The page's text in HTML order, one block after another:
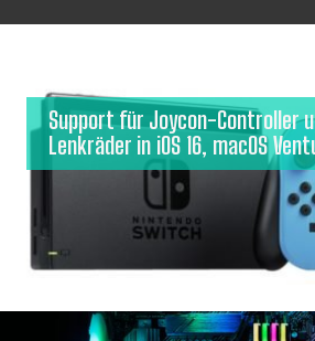
Support für Joycon-Controller
Lenkräder in iOS 16, macOS